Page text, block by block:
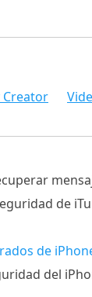
Creator
de
de
del